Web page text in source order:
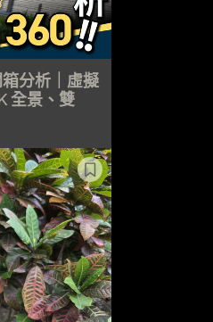
箱分析｜虛擬
全景、雙